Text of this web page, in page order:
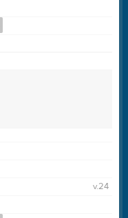
v.24